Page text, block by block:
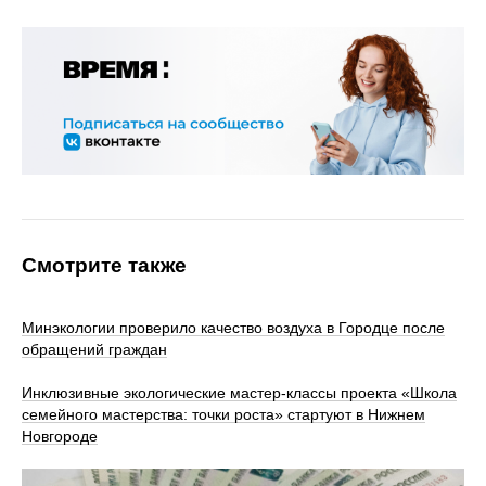
Смотрите также
Минэкологии проверило качество воздуха в Городце после
обращений граждан
Инклюзивные экологические мастер-классы проекта «Школа
семейного мастерства: точки роста» стартуют в Нижнем
Новгороде